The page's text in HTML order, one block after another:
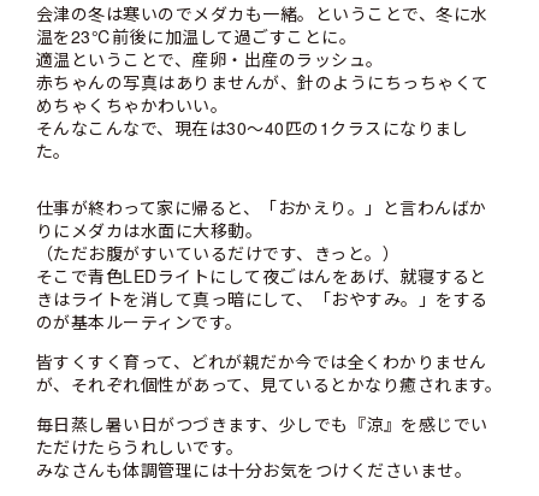
会津の冬は寒いのでメダカも一緒。ということで、冬に水
温を23℃前後に加温して過ごすことに。
適温ということで、産卵・出産のラッシュ。
赤ちゃんの写真はありませんが、針のようにちっちゃくて
めちゃくちゃかわいい。
そんなこんなで、現在は30～40匹の1クラスになりまし
た。
仕事が終わって家に帰ると、「おかえり。」と言わんばか
りにメダカは水面に大移動。
（ただお腹がすいているだけです、きっと。）
そこで青色LEDライトにして夜ごはんをあげ、就寝すると
きはライトを消して真っ暗にして、「おやすみ。」をする
のが基本ルーティンです。
皆すくすく育って、どれが親だか今では全くわかりません
が、それぞれ個性があって、見ているとかなり癒されます。
毎日蒸し暑い日がつづきます、少しでも『涼』を感じでい
ただけたらうれしいです。
みなさんも体調管理には十分お気をつけくださいませ。